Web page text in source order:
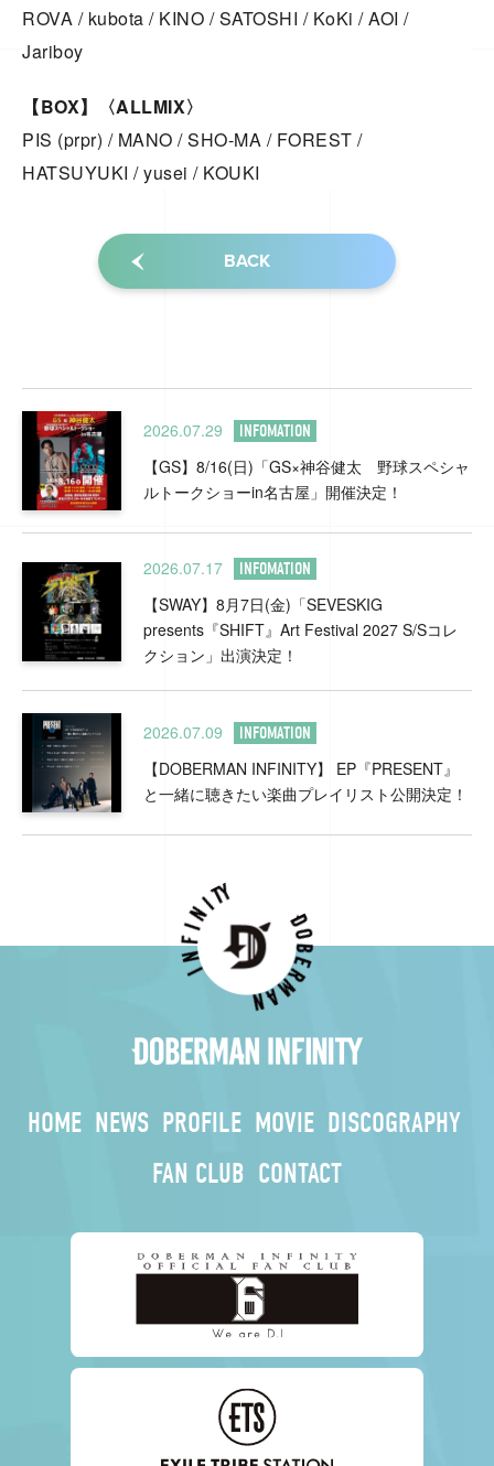
ROVA / kubota / KINO / SATOSHI / KoKi / AOI /
Jariboy
【BOX】〈ALLMIX〉
PIS (prpr) / MANO / SHO-MA / FOREST /
HATSUYUKI / yusei / KOUKI
BACK
2026.07.29 INFOMATION
【GS】8/16(日)「GS×神谷健太 野球スペシャ
ルトークショーin名古屋」開催決定！
2026.07.17 INFOMATION
【SWAY】8月7日(金)「SEVESKIG
presents『SHIFT』Art Festival 2027 S/Sコレ
クション」出演決定！
2026.07.09 INFOMATION
【DOBERMAN INFINITY】 EP『PRESENT』
と一緒に聴きたい楽曲プレイリスト公開決定！
HOME NEWS PROFILE MOVIE DISCOGRAPHY
FAN CLUB CONTACT